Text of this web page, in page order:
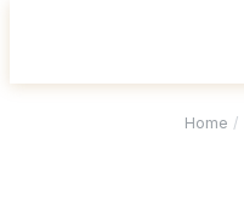
Home /